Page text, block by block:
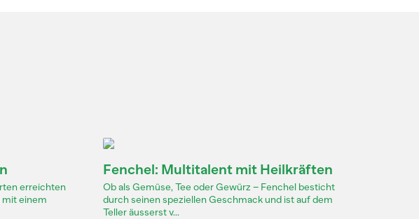
erreichten
mit einem
Fenchel: Multitalent mit Heilkräften
Ob als Gemüse, Tee oder Gewürz – Fenchel besticht
durch seinen speziellen Geschmack und ist auf dem
Teller äusserst v...